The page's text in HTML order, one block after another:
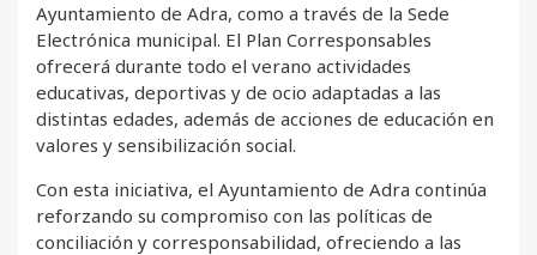
Ayuntamiento de Adra, como a través de la Sede
Electrónica municipal. El Plan Corresponsables
ofrecerá durante todo el verano actividades
educativas, deportivas y de ocio adaptadas a las
distintas edades, además de acciones de educación en
valores y sensibilización social.
Con esta iniciativa, el Ayuntamiento de Adra continúa
reforzando su compromiso con las políticas de
conciliación y corresponsabilidad, ofreciendo a las